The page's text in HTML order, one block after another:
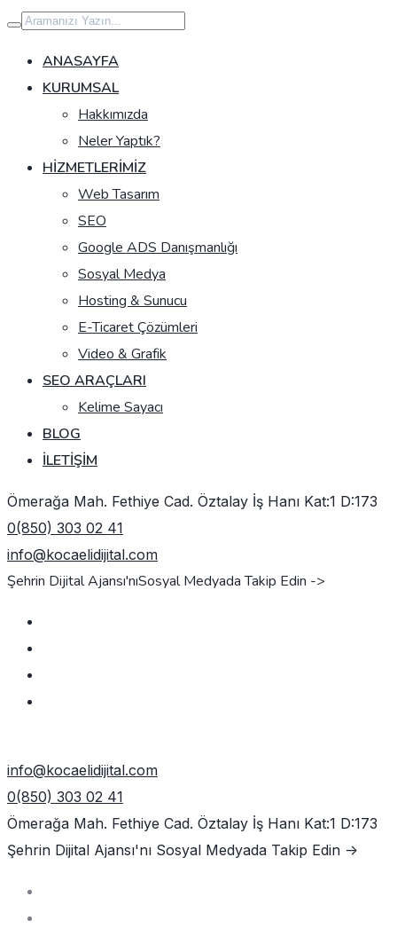
İçeriğe
geç
ANASAYFA
KURUMSAL
Hakkımızda
Neler Yaptık?
HIZMETLERIMIZ
Web Tasarım
SEO
Google ADS Danışmanlığı
Sosyal Medya
Hosting & Sunucu
E-Ticaret Çözümleri
Video & Grafik
SEO ARAÇLARI
Kelime Sayacı
BLOG
İLETIŞIM
Ömerağa Mah. Fethiye Cad. Öztalay İş Hanı Kat:1 D:173
0(850) 303 02 41
info@kocaelidijital.com
Şehrin Dijital Ajansı'nıSosyal Medyada Takip Edin ->
info@kocaelidijital.com
0(850) 303 02 41
Ömerağa Mah. Fethiye Cad. Öztalay İş Hanı Kat:1 D:173
Şehrin Dijital Ajansı'nı Sosyal Medyada Takip Edin ->